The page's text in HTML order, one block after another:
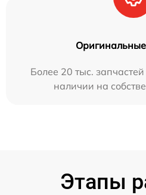
Более 20 тыс.
наличии на
Этапы